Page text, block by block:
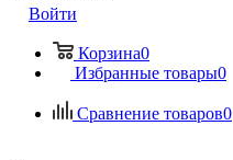
Войти
Корзина0
Избранные товары0
Сравнение товаров0